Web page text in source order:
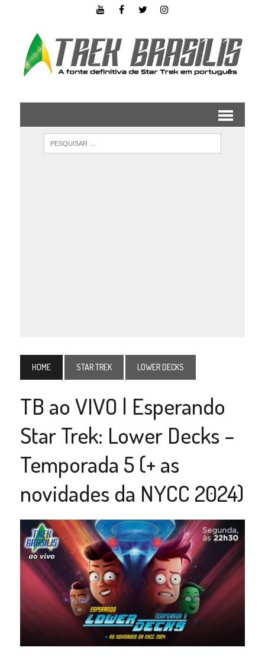
HOME STAR TREK LOWER DECKS
TB ao VIVO | Esperando
Star Trek: Lower Decks –
Temporada 5 (+ as
novidades da NYCC 2024)